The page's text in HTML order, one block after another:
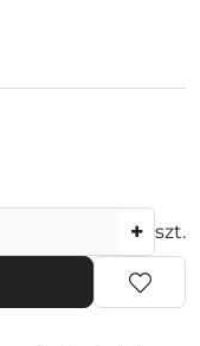
szt.